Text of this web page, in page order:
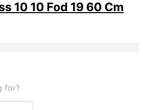
10 10 Fod 19 60 Cm
for?